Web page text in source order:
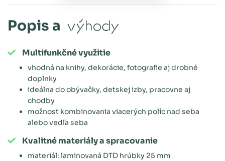
Popis a výhody
Multifunkčné využitie
vhodná na knihy, dekorácie, fotografie aj drobné
doplnky
ideálna do obývačky, detskej izby, pracovne aj
chodby
možnosť kombinovania viacerých políc nad seba
alebo vedľa seba
Kvalitné materiály a spracovanie
materiál: laminovaná DTD hrúbky 25 mm